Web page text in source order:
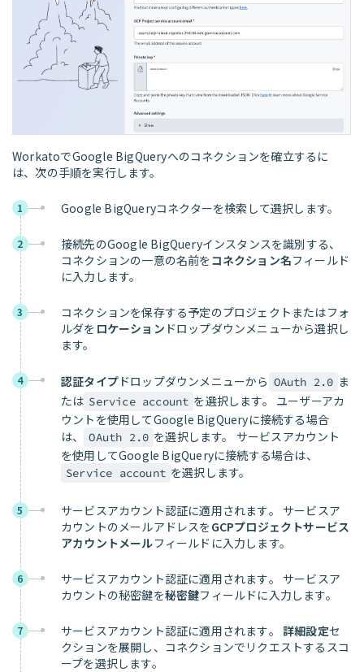
WorkatoでGoogle BigQueryへのコネクションを確立するに
は、次の手順を実行します。
1 Google BigQueryコネクターを検索して選択します。
2
接続先のGoogle BigQueryインスタンスを識別する、
コネクションの一意の名前をコネクション名フィールド
に入力します。
3
コネクションを保存する予定のプロジェクトまたはフォ
ルダを ロケーション ドロップダウンメニューから選択し
ます。
4 認証タイプ ドロップダウンメニューから OAuth 2.0 ま
たは Service account を選択します。 ユーザーアカ
ウントを使用してGoogle BigQueryに接続する場合
は、
OAuth 2.0 を選択します。 サービスアカウント
を使用してGoogle BigQueryに接続する場合は、
Service account を選択します。
5 サービスアカウント認証に適用されます。 サービスア
カウントのメールアドレスをGCPプロジェクトサービス
アカウントメールフィールドに入力します。
6 サービスアカウント認証に適用されます。 サービスア
カウントの秘密鍵を秘密鍵フィールドに入力します。
7 サービスアカウント認証に適用されます。詳細設定セ
クションを展開し、コネクションでリクエストするスコ
ープを選択します。